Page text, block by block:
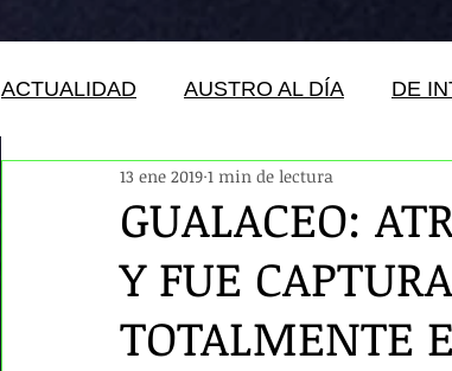
ACTUALIDAD AUSTRO AL DÍA DE
HUMANOS DEL ECUADOR
GUALACEO:
Y FUE
TOTALMENTE
13 ene 2019 1 min de lectura